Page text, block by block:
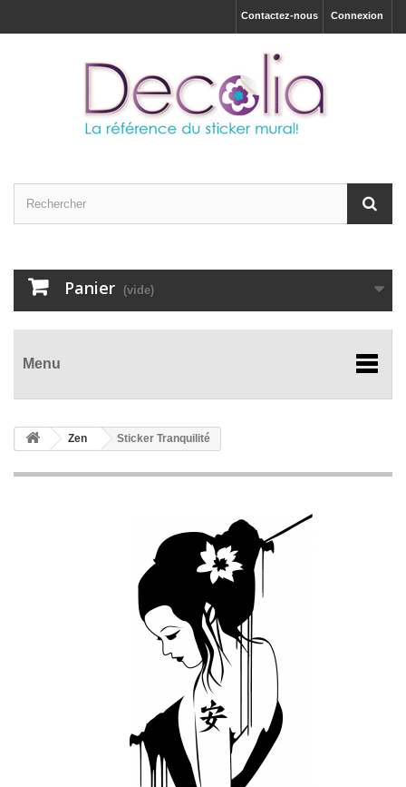
Connexion
Contactez-nous
Panier (vide)
Menu
Zen Sticker Tranquilité